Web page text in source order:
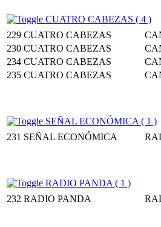
CUATRO CABEZAS ( 4 )
229 CUATRO CABEZAS
230 CUATRO CABEZAS
234 CUATRO CABEZAS
235 CUATRO CABEZAS
SEÑAL ECONÓMICA ( 1 )
231 SEÑAL ECONÓMICA
RADIO PANDA ( 1 )
232 RADIO PANDA